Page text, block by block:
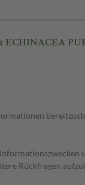
Rückfragen